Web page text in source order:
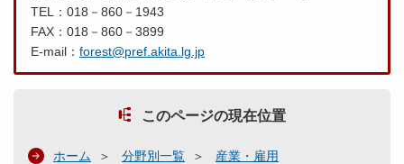
TEL：018－860－1943
FAX：018－860－3899
E-mail： forest@pref.akita.lg.jp
このページの現在位置
ホーム 分野別一覧
産業・雇用